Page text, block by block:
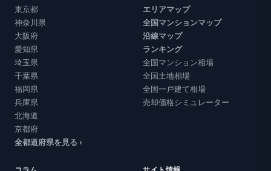
東京都
神奈川県
大阪府
愛知県
埼玉県
千葉県
福岡県
兵庫県
北海道
京都府
全都道府県を見る ›
エリアマップ
全国マンションマップ
沿線マップ
ランキング
全国マンション相場
全国土地相場
全国一戸建て相場
売却価格シミュレーター